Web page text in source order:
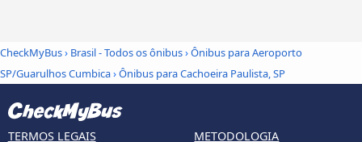
CheckMyBus› Brasil - Todos os ônibus›Ônibus para Aeroporto
SP/Guarulhos Cumbica›Ônibus para Cachoeira Paulista, SP
TERMOS LEGAIS METODOLOGIA